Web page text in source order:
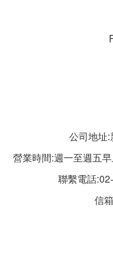
公司地址
營業時間:週一至週五
聯繫電話
信